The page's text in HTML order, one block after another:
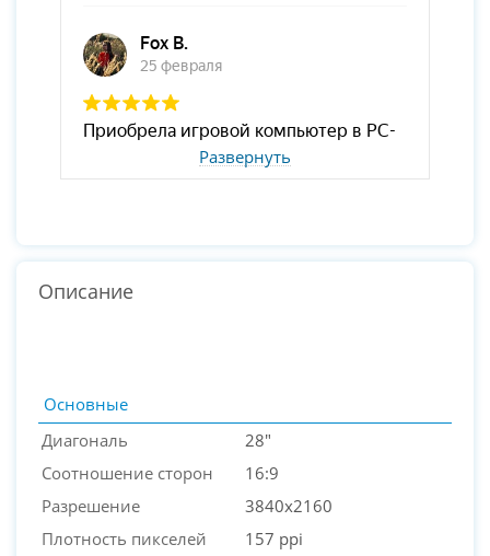
Развернуть
Описание
Основные
Диагональ
28"
Соотношение сторон
16:9
Разрешение
3840x2160
Плотность пикселей
157 ppi